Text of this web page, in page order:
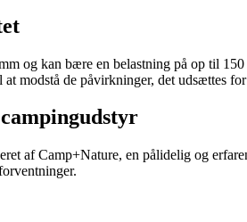
og kan bære en belastning på op til
modstå de påvirkninger, det udsættes
af Camp+Nature, en pålidelig og